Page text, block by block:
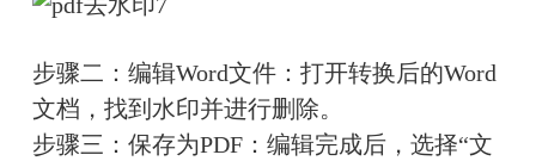
步骤二：编辑Word文件：打开转换后的Word
文档，找到水印并进行删除。
步骤三：保存为PDF：编辑完成后，选择“文